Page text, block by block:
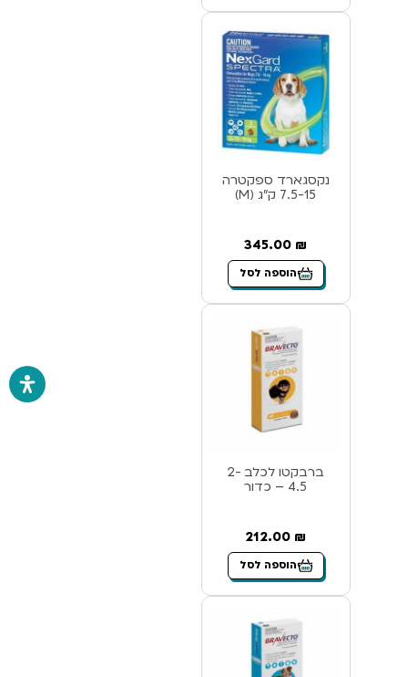
נקסגארד ספקטרה
7.5-15 ק”ג (M)
345.00 ₪
הוספה לסל
ברבקטו לכלב 2-
4.5 – כדור
212.00 ₪
הוספה לסל